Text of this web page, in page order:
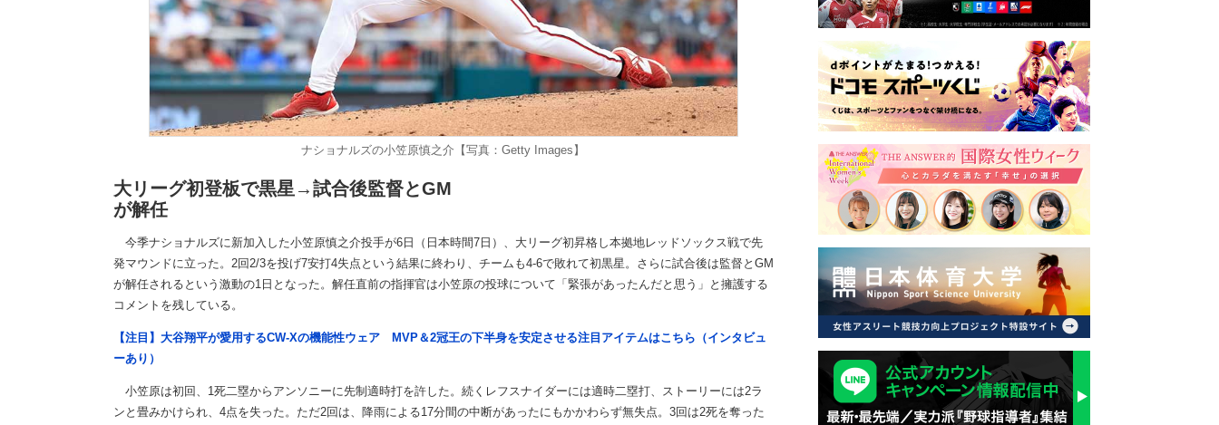
ナショナルズの小笠原慎之介【写真：Getty Images】
大リーグ初登板で黒星→試合後監督とGM
が解任
今季ナショナルズに新加入した小笠原慎之介投手が6日（日本時間7日）、大リーグ初昇格し本拠地レッドソックス戦で先
発マウンドに立った。2回2/3を投げ7安打4失点という結果に終わり、チームも4-6で敗れて初黒星。さらに試合後は監督とGM
が解任されるという激動の1日となった。解任直前の指揮官は小笠原の投球について「緊張があったんだと思う」と擁護する
コメントを残している。
【注目】大谷翔平が愛用するCW-Xの機能性ウェア MVP＆2冠王の下半身を安定させる注目アイテムはこちら（インタビュ
ーあり）
小笠原は初回、1死二塁からアンソニーに先制適時打を許した。続くレフスナイダーには適時二塁打、ストーリーには2ラ
ンと畳みかけられ、4点を失った。ただ2回は、降雨による17分間の中断があったにもかかわらず無失点。3回は2死を奪った